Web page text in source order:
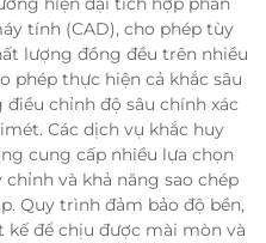
tính (CAD), cho phép tùy
lượng đồng đều trên nhiều
phép thực hiện cả khắc sâu
chỉnh độ sâu chính xác
Các dịch vụ khắc huy
cung cấp nhiều lựa chọn
và khả năng sao chép
Quy trình đảm bảo độ bền,
để chịu được mài mòn và